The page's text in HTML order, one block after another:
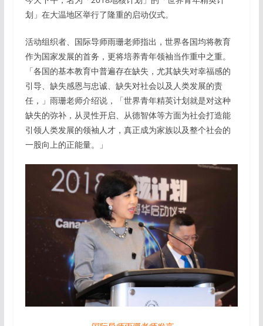
划」在大温地区举行了隆重的启动仪式。
活动组织者、国际导师雨珊老师指出，世界各国均将教育
作为国家发展的首务，更将培养青年领袖当作重中之重。
「各国的基本教育中普遍存在缺失，尤其缺失对幸福感的
引导、缺失感恩与忠诚、缺失对社会以及人类发展的责
任，」雨珊老师介绍说，「世界青年精英计划就是对这种
缺失的弥补，从灵性开启、从德智体等方面为社会打造能
引领人类发展的领袖人才，真正成为家族以及整个社会的
一股向上的正能量。」